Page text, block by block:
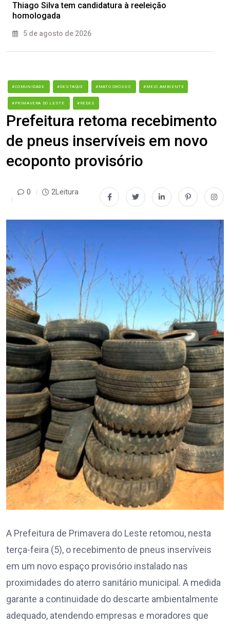
Thiago Silva tem candidatura à reeleição
homologada
5 de agosto de 2026
#COMUNIDADE #DESTAQUE #MATO GROSSO #MEIO AMBIENTE
#PRIMAVERA DO LESTE #REDES
Prefeitura retoma recebimento
de pneus inservíveis em novo
ecoponto provisório
0 2Leitura
A Prefeitura de Primavera do Leste retomou, nesta
terça-feira (5), o recebimento de pneus inservíveis
em um novo espaço provisório instalado nas
proximidades do aterro sanitário municipal. A medida
garante a continuidade do descarte ambientalmente
adequado, atendendo empresas e moradores que